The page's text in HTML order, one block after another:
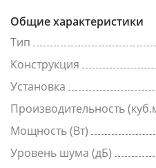
Общие характеристики
Тип
Конструкция
Установка
Производительность
Мощность (Вт)
Уровень шума (дБ)